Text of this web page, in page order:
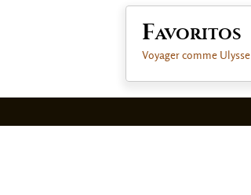
Favoritos
Voyager comme Ulysse